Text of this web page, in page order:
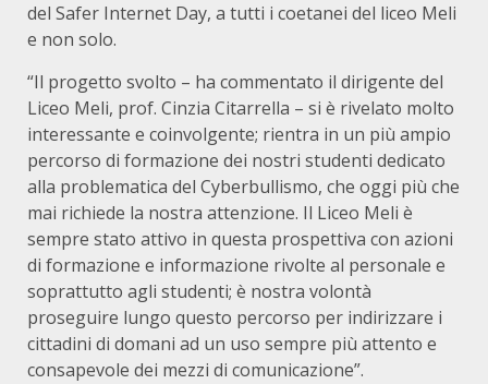
del Safer Internet Day, a tutti i coetanei del liceo Meli
e non solo.
“Il progetto svolto – ha commentato il dirigente del
Liceo Meli, prof. Cinzia Citarrella – si è rivelato molto
interessante e coinvolgente; rientra in un più ampio
percorso di formazione dei nostri studenti dedicato
alla problematica del Cyberbullismo, che oggi più che
mai richiede la nostra attenzione. Il Liceo Meli è
sempre stato attivo in questa prospettiva con azioni
di formazione e informazione rivolte al personale e
soprattutto agli studenti; è nostra volontà
proseguire lungo questo percorso per indirizzare i
cittadini di domani ad un uso sempre più attento e
consapevole dei mezzi di comunicazione”.